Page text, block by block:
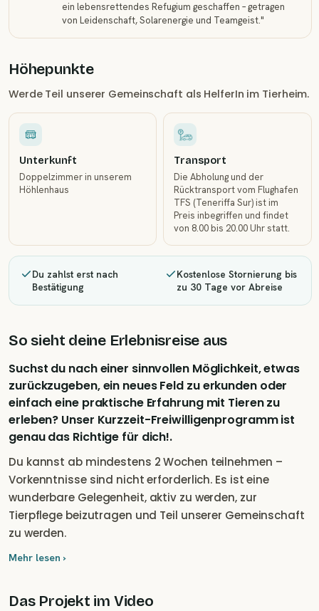
ein lebensrettendes Refugium geschaffen – getragen
von Leidenschaft, Solarenergie und Teamgeist."
Höhepunkte
Werde Teil unserer Gemeinschaft als HelferIn im Tierheim.
Unterkunft
Doppelzimmer in unserem
Höhlenhaus
Transport
Die Abholung und der
Rücktransport vom Flughafen
TFS (Teneriffa Sur) ist im
Preis inbegriffen und findet
von 8.00 bis 20.00 Uhr statt.
Du zahlst erst nach
Bestätigung
Kostenlose Stornierung bis
zu 30 Tage vor Abreise
So sieht deine Erlebnisreise aus
Suchst du nach einer sinnvollen Möglichkeit, etwas
zurückzugeben, ein neues Feld zu erkunden oder
einfach eine praktische Erfahrung mit Tieren zu
erleben? Unser Kurzzeit-Freiwilligenprogramm ist
genau das Richtige für dich!.
Du kannst ab mindestens 2 Wochen teilnehmen –
Vorkenntnisse sind nicht erforderlich. Es ist eine
wunderbare Gelegenheit, aktiv zu werden, zur
Tierpflege beizutragen und Teil unserer Gemeinschaft
zu werden.
Mehr lesen ›
Das Projekt im Video